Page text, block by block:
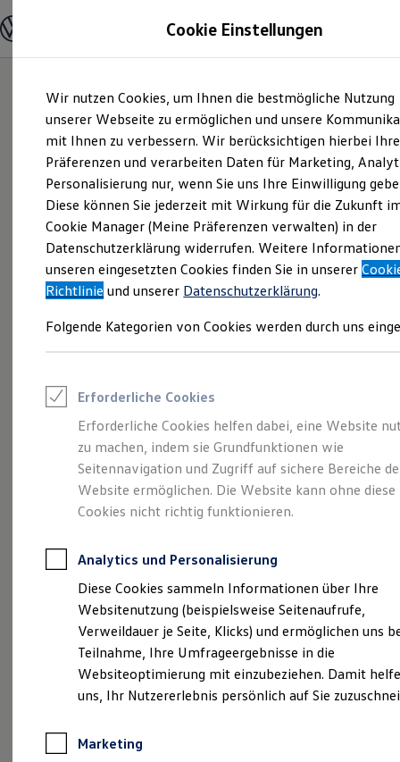
Hauptinhalt
springen
Footer
springen
Modelle und Konfigurator
Modelle vergleichen
Elektroautos
ENERGY Sondermodelle
Nutzfahrzeuge
SUV und CUV
Familienautos
Kombis
Kompaktwagen
Sportwagen
Schnell verfügbare Fahrzeuge
Angebote und Produkte
Aktuelle Angebote
E-Auto-Förderung
Volkswagen Marktplatz
Junge Gebrauchtwagen und Gebrauchtwagen
Saisonangebote
Leasing
Leasing-Angebote
Gebrauchtwagen Leasing
Junge Gebrauchtwagen-Leasing
Elektroauto Leasing
Kleinwagen-Leasing
Leasing ohne Anzahlung
Autokredit mit Schlussrate
Versicherungen und Garantien
Kfz-Versicherung
Restschuldversicherungen
Garantien
Wartungsverträge
Geschäftskunden
Professional Class bei Volkswagen
Großkunden
Behörden
Anpfiff zum Gewinn
Mehr Raum für alle(s).
Der Tayron.
Cookie Einstellungen
Wir nutzen Cookies, um Ihnen die bestmögliche Nutzung
unserer Webseite zu ermöglichen und unsere
mit Ihnen zu verbessern. Wir berücksichtigen hierbei Ihre
Präferenzen und verarbeiten Daten für Marketing,
Personalisierung nur, wenn Sie uns Ihre Einwilligung
Diese können Sie jederzeit mit Wirkung für die Zukunft
Cookie Manager (Meine Präferenzen verwalten) in der
Datenschutzerklärung widerrufen. Weitere
unseren eingesetzten Cookies finden Sie in unserer
Richtlinie und unserer Datenschutzerklärung.
Folgende Kategorien von Cookies werden durch uns
Erforderliche Cookies
Erforderliche Cookies helfen dabei, eine Website
zu machen, indem sie Grundfunktionen wie
Seitennavigation und Zugriff auf sichere Bereiche
Website ermöglichen. Die Website kann ohne diese
Cookies nicht richtig funktionieren.
Analytics und Personalisierung
Diese Cookies sammeln Informationen über Ihre
Websitenutzung (beispielsweise Seitenaufrufe,
Verweildauer je Seite, Klicks) und ermöglichen uns
Teilnahme, Ihre Umfrageergebnisse in die
Websiteoptimierung mit einzubeziehen. Damit
uns, Ihr Nutzererlebnis persönlich auf Sie
Marketing